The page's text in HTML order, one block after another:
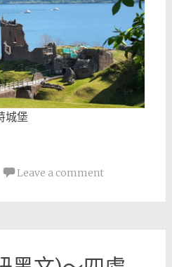
城堡
Leave a comment